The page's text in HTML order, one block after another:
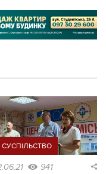
СУСПІЛЬСТВО
941